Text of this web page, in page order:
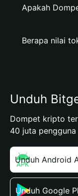
Apakah
Berapa nilai
Unduh
Dompet kripto
40 juta pengguna
Unduh Android
Unduh Google